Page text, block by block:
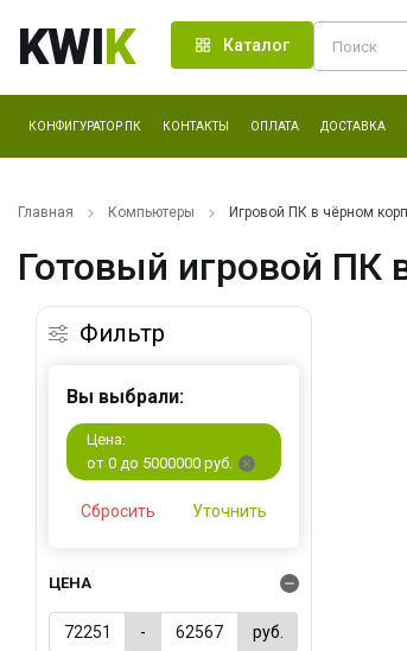
KWIK Каталог
КОНФИГУРАТОР ПК КОНТАКТЫ ОПЛАТА ДОСТАВКА
Главная Компьютеры Игровой ПК в чёрном
Готовый игровой ПК
Фильтр
Вы выбрали:
Цена:
от 0 до 5000000 руб.
Сбросить Уточнить
ЦЕНА
- руб.